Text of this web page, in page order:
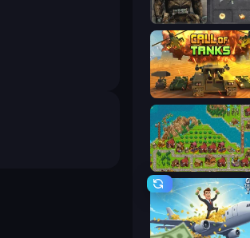
War Groups
Call of Tanks
City Idle